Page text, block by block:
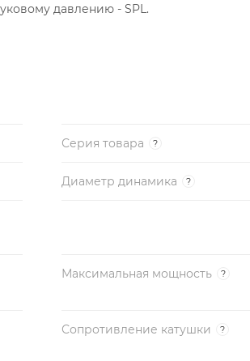
давлению - SPL.
Серия товара ?
Диаметр динамика ?
Максимальная мощность ?
Сопротивление катушки ?